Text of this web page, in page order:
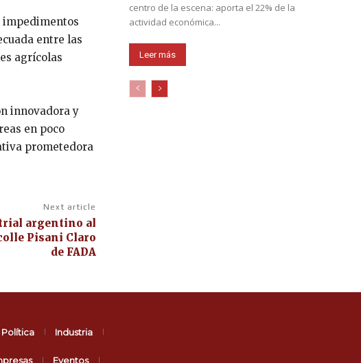
impedimentos
entre las
agrícolas
innovadora y
en poco
prometedora
Next article
argentino al
Pisani Claro
de FADA
centro de la escena: aporta el 22% de la
actividad económica...
Leer más
Política Industria
Eventos